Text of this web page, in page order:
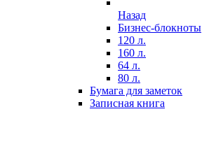
Назад
Бизнес-блокноты
120 л.
160 л.
64 л.
80 л.
Бумага для заметок
Записная книга